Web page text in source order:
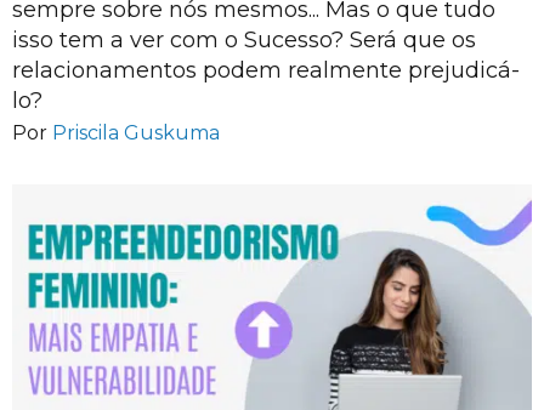
sempre sobre nós mesmos... Mas o que tudo
isso tem a ver com o Sucesso? Será que os
relacionamentos podem realmente prejudicá-
lo?
Por Priscila Guskuma